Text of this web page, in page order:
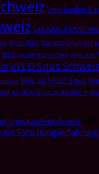
Snus kaufen
Snus VELO Stärkste Snus der
VELO nicotine pouches velo snis
VELO Snus Schweiz
Was ist VELO Snus
es VELO Snus zu kaufen in
snuskaufenschweiz
mit